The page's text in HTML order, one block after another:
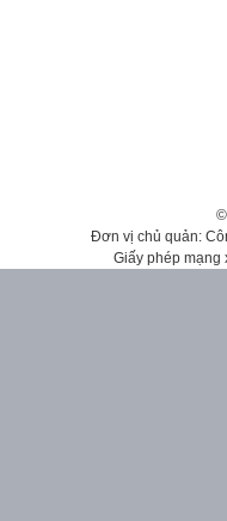
Đơn vị chủ quản:
Giấy phép mạng